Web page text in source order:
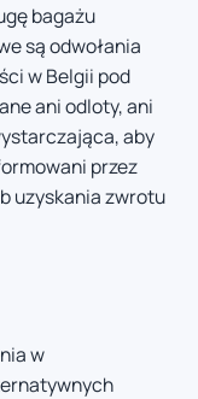
bagażu
są odwołania
w Belgii pod
ani odloty, ani
aby
przez
uzyskania zwrotu
w